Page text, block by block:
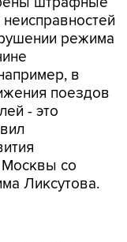
режима
в
поездов
- это
Москвы со
Ликсутова.